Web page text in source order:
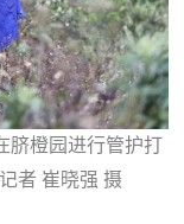
脐橙园进行管护打
者 崔晓强 摄